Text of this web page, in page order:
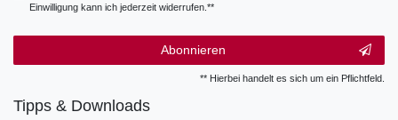
Einwilligung kann ich jederzeit widerrufen.**
Abonnieren
** Hierbei handelt es sich um ein Pflichtfeld.
Tipps & Downloads